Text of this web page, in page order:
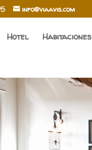
info@viaavis.com
Hotel Habitaciones